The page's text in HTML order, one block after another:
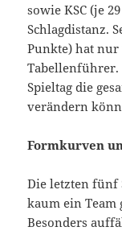
sowie KSC (je
Schlagdistanz.
Punkte) hat nur
Tabellenführer.
Spieltag die
verändern
Formkurven
Die letzten fünf
kaum ein Team
Besonders